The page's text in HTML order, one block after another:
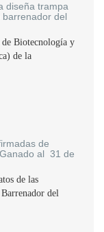
diseña trampa
del
Biotecnología y
de la
de
al 31 de
de las
del